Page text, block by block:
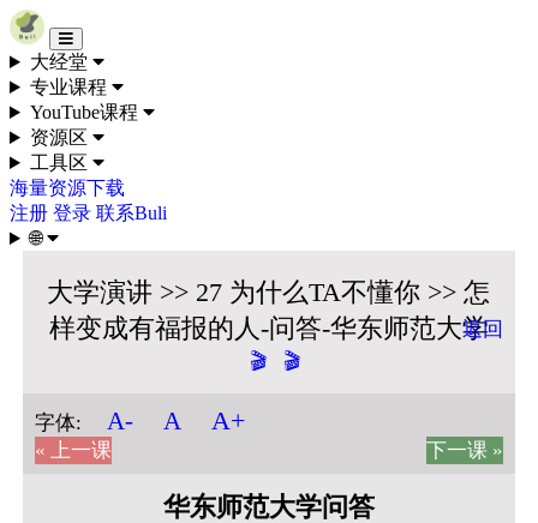
Skip to content
大经堂
专业课程
YouTube课程
资源区
工具区
海量资源下载
注册 登录 联系Buli
🌐
大学演讲 >> 27 为什么TA不懂你 >> 怎
样变成有福报的人-问答-华东师范大学
🎬 🎬
返回
字体: A- A A+
« 上一课 下一课 »
华东师范大学问答